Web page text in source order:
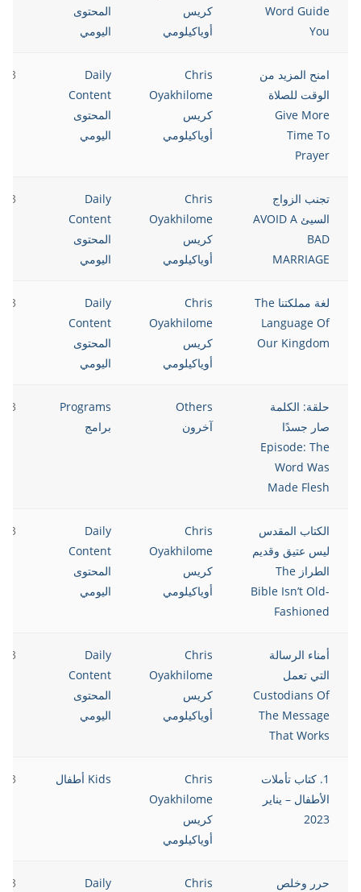
Word Guide
You
كريس
أوياكيلومي
المحتوى
اليومي
امنح المزيد من
الوقت للصلاة
Give More
Time To
Prayer
Chris
Oyakhilome
كريس
أوياكيلومي
Daily
Content
المحتوى
اليومي
تجنب الزواج
السيئ AVOID A
BAD
MARRIAGE
Chris
Oyakhilome
كريس
أوياكيلومي
Daily
Content
المحتوى
اليومي
لغة مملكتنا The
Language Of
Our Kingdom
Chris
Oyakhilome
كريس
أوياكيلومي
Daily
Content
المحتوى
اليومي
حلقة: الكلمة
صار جسدًا
Episode: The
Word Was
Made Flesh
Others
آخرون
Programs
برامج
الكتاب المقدس
ليس عتيق وقديم
الطراز The
Bible Isn’t Old-
Fashioned
Chris
Oyakhilome
كريس
أوياكيلومي
Daily
Content
المحتوى
اليومي
أمناء الرسالة
التي تعمل
Custodians Of
The Message
That Works
Chris
Oyakhilome
كريس
أوياكيلومي
Daily
Content
المحتوى
اليومي
1. كتاب تأملات
الأطفال – يناير
2023
Chris
Oyakhilome
كريس
أوياكيلومي
Kids أطفال
حرر وخلص
Chris
Daily